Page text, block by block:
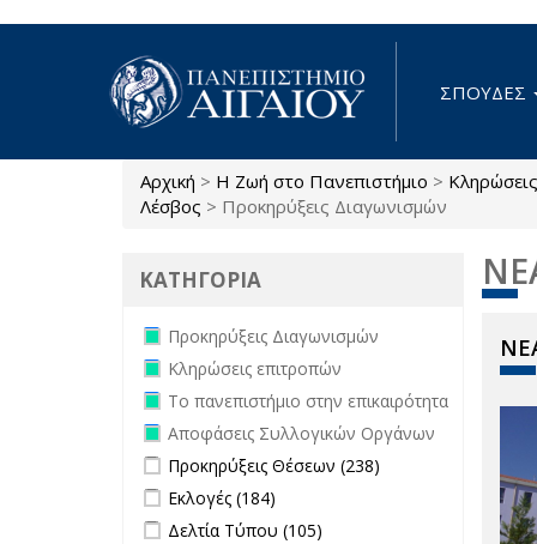
ΣΠΟΥΔΕΣ
Είστε εδώ
Αρχική > Η Ζωή στο Πανεπιστήμιο >
Λέσβος > Προκηρύξεις Διαγωνισμών
ΚΑΤΗΓΟΡΙΑ
Remove Προκηρύξεις Διαγωνισμών
filter
Προκηρύξεις Διαγωνισμών
Remove Κληρώσεις επιτροπών filter
Κληρώσεις επιτροπών
Remove Το πανεπιστήμιο στην
επικαιρότητα filter
Το πανεπιστήμιο στην επικαιρότητα
Remove Αποφάσεις Συλλογικών
Οργάνων filter
Αποφάσεις Συλλογικών Οργάνων
Apply Προκηρύξεις Θέσεων filter
Προκηρύξεις Θέσεων (238)
Apply Εκλογές filter
Εκλογές (184)
Apply Δελτία Τύπου filter
Δελτία Τύπου (105)